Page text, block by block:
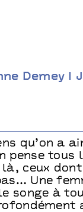
Demey
qu’on a
pense tous
là, ceux
Une
songe à